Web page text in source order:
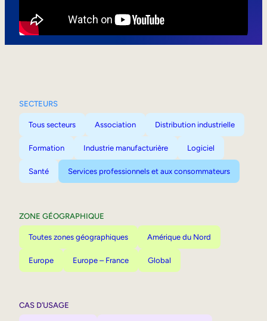
SECTEURS
Tous secteurs Association Distribution industrielle
Formation Industrie manufacturière Logiciel
Santé Services professionnels et aux consommateurs
ZONE GÉOGRAPHIQUE
Toutes zones géographiques Amérique du Nord
Europe Europe – France Global
CAS D’USAGE